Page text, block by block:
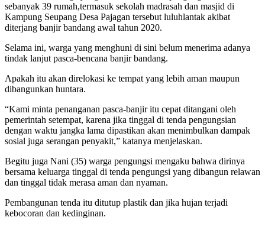
sebanyak 39 rumah,termasuk sekolah madrasah dan masjid di
Kampung Seupang Desa Pajagan tersebut luluhlantak akibat
diterjang banjir bandang awal tahun 2020.
Selama ini, warga yang menghuni di sini belum menerima adanya
tindak lanjut pasca-bencana banjir bandang.
Apakah itu akan direlokasi ke tempat yang lebih aman maupun
dibangunkan huntara.
“Kami minta penanganan pasca-banjir itu cepat ditangani oleh
pemerintah setempat, karena jika tinggal di tenda pengungsian
dengan waktu jangka lama dipastikan akan menimbulkan dampak
sosial juga serangan penyakit,” katanya menjelaskan.
Begitu juga Nani (35) warga pengungsi mengaku bahwa dirinya
bersama keluarga tinggal di tenda pengungsi yang dibangun relawan
dan tinggal tidak merasa aman dan nyaman.
Pembangunan tenda itu ditutup plastik dan jika hujan terjadi
kebocoran dan kedinginan.